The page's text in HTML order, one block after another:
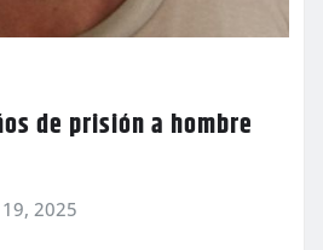
de prisión a hombre
2025